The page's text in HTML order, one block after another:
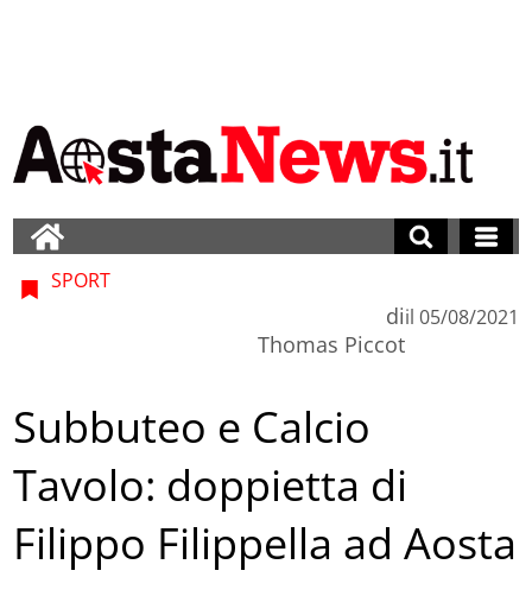
SPORT
di
Thomas Piccot
il 05/08/2021
Subbuteo e Calcio
Tavolo: doppietta di
Filippo Filippella ad Aosta